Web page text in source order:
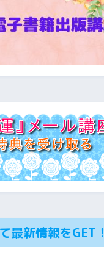
最新情報をGET！